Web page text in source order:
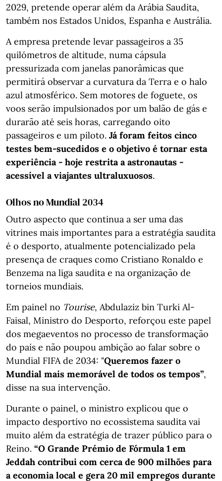
2029, pretende operar além da Arábia Saudita,
também nos Estados Unidos, Espanha e Austrália.
A empresa pretende levar passageiros a 35
quilómetros de altitude, numa cápsula
pressurizada com janelas panorâmicas que
permitirá observar a curvatura da Terra e o halo
azul atmosférico. Sem motores de foguete, os
voos serão impulsionados por um balão de gás e
durarão até seis horas, carregando oito
passageiros e um piloto. Já foram feitos cinco
testes bem-sucedidos e o objetivo é tornar esta
experiência - hoje restrita a astronautas -
acessível a viajantes ultraluxuosos.
Olhos no Mundial 2034
Outro aspecto que continua a ser uma das
vitrines mais importantes para a estratégia saudita
é o desporto, atualmente potencializado pela
presença de craques como Cristiano Ronaldo e
Benzema na liga saudita e na organização de
torneios mundiais.
Em painel no Tourise, Abdulaziz bin Turki Al-
Faisal, Ministro do Desporto, reforçou este papel
dos megaeventos no processo de transformação
do país e não poupou ambição ao falar sobre o
Mundial FIFA de 2034: "Queremos fazer o
Mundial mais memorável de todos os tempos”,
disse na sua intervenção.
Durante o painel, o ministro explicou que o
impacto desportivo no ecossistema saudita vai
muito além da estratégia de trazer público para o
Reino. “O Grande Prémio de Fórmula 1 em
Jeddah contribui com cerca de 900 milhões para
a economia local e gera 20 mil empregos durante